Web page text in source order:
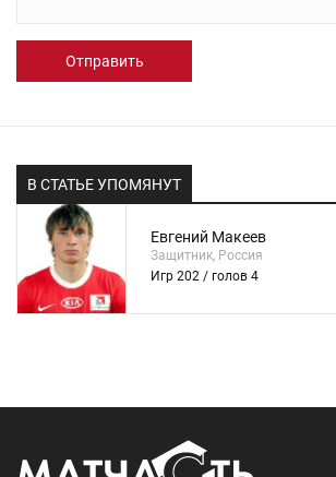
Отправить
В СТАТЬЕ УПОМЯНУТ
Евгений Макеев
Защитник, Россия
Игр 202 / голов 4